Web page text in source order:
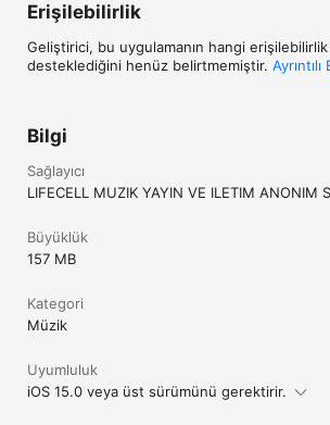
Erişilebilirlik
Geliştirici, bu uygulamanın hangi
desteklediğini henüz belirtmemiştir. Ayrıntılı
Bilgi
Sağlayıcı
LIFECELL MUZIK YAYIN VE ILETIM ANONIM
Büyüklük
157 MB
Kategori
Müzik
Uyumluluk
iOS 15.0 veya üst sürümünü gerektirir.